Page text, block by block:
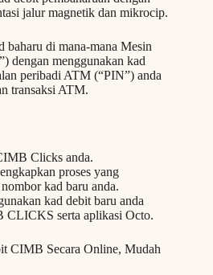
jalur magnetik dan mikrocip.
baharu di mana-mana Mesin
dengan menggunakan kad
peribadi ATM (“PIN”) anda
transaksi ATM.
Clicks anda.
proses yang
kad baru anda.
kad debit baru anda
CLICKS serta aplikasi Octo.